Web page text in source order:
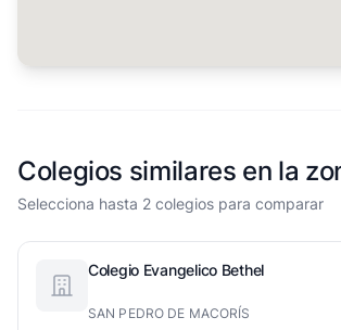
Colegios similares en la
Selecciona hasta 2 colegios para comparar
Colegio Evangelico Bethel
SAN PEDRO DE MACORÍS